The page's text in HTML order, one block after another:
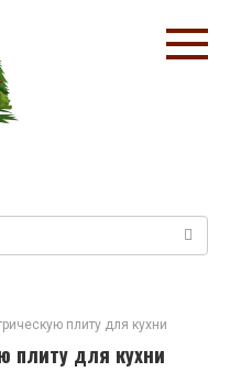
плиту для кухни
плиту для кухни